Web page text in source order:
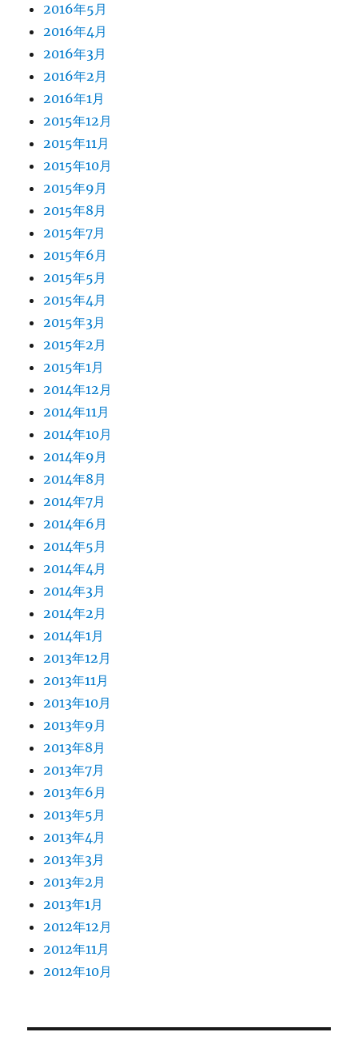
2016年5月
2016年4月
2016年3月
2016年2月
2016年1月
2015年12月
2015年11月
2015年10月
2015年9月
2015年8月
2015年7月
2015年6月
2015年5月
2015年4月
2015年3月
2015年2月
2015年1月
2014年12月
2014年11月
2014年10月
2014年9月
2014年8月
2014年7月
2014年6月
2014年5月
2014年4月
2014年3月
2014年2月
2014年1月
2013年12月
2013年11月
2013年10月
2013年9月
2013年8月
2013年7月
2013年6月
2013年5月
2013年4月
2013年3月
2013年2月
2013年1月
2012年12月
2012年11月
2012年10月